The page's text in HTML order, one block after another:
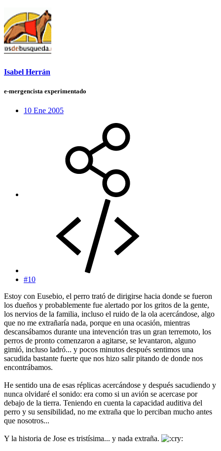
Isabel Herrán
e-mergencista experimentado
10 Ene 2005
#10
Estoy con Eusebio, el perro trató de dirigirse hacia donde se fueron
los dueños y probablemente fue alertado por los gritos de la gente,
los nervios de la familia, incluso el ruido de la ola acercándose, algo
que no me extrañaría nada, porque en una ocasión, mientras
descansábamos durante una intevención tras un gran terremoto, los
perros de pronto comenzaron a agitarse, se levantaron, alguno
gimió, incluso ladró... y pocos minutos después sentimos una
sacudida bastante fuerte que nos hizo salir pitando de donde nos
encontrábamos.
He sentido una de esas réplicas acercándose y después sacudiendo y
nunca olvidaré el sonido: era como si un avión se acercase por
debajo de la tierra. Teniendo en cuenta la capacidad auditiva del
perro y su sensibilidad, no me extraña que lo perciban mucho antes
que nosotros...
Y la historia de Jose es tristísima... y nada extraña.